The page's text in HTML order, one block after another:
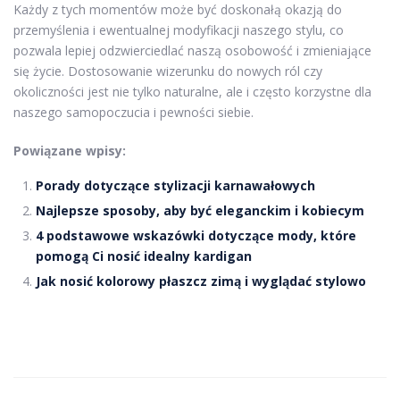
Każdy z tych momentów może być doskonałą okazją do
przemyślenia i ewentualnej modyfikacji naszego stylu, co
pozwala lepiej odzwierciedlać naszą osobowość i zmieniające
się życie. Dostosowanie wizerunku do nowych ról czy
okoliczności jest nie tylko naturalne, ale i często korzystne dla
naszego samopoczucia i pewności siebie.
Powiązane wpisy:
Porady dotyczące stylizacji karnawałowych
Najlepsze sposoby, aby być eleganckim i kobiecym
4 podstawowe wskazówki dotyczące mody, które
pomogą Ci nosić idealny kardigan
Jak nosić kolorowy płaszcz zimą i wyglądać stylowo